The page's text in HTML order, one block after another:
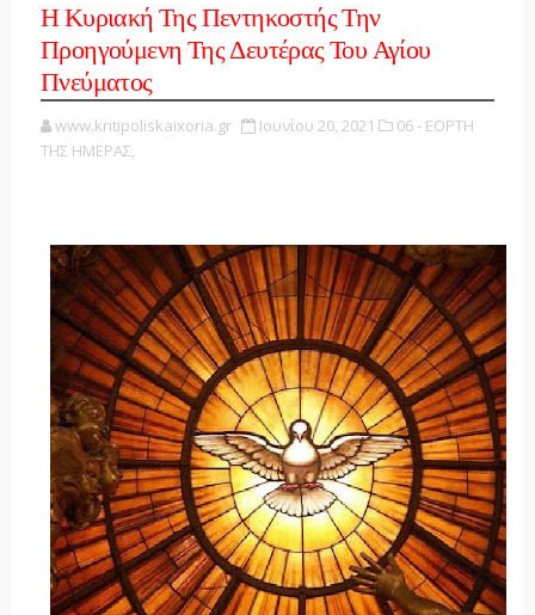
Η Κυριακή Της Πεντηκοστής Την
Προηγούμενη Της Δευτέρας Του Αγίου
Πνεύματος
www.kritipoliskaixoria.gr Ιουνίου 20, 2021
06 - ΕΟΡΤΗ
ΤΗΣ ΗΜΕΡΑΣ,